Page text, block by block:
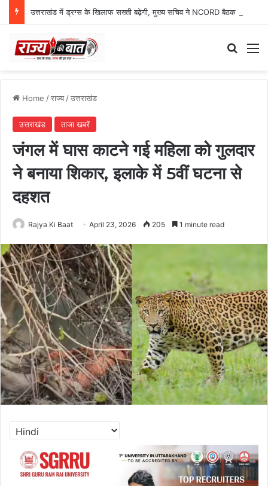
Home /राज्य/उत्तराखंड
उत्तराखंड ताजा खबरें
जंगल में घास काटने गई महिला को गुलदार
ने बनाया शिकार, इलाके में 5वीं घटना से
दहशत
Rajya Ki Baat April 23, 2026 205 1 minute read